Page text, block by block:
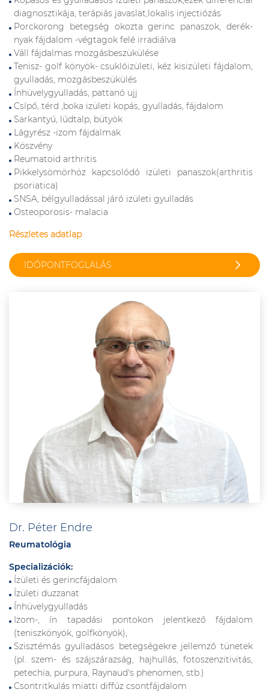
diagnosztikája, terápiás javaslat,lokalis injectiózás
Porckorong betegség okozta gerinc panaszok, derék-
nyak fájdalom -végtagok felé irradiálva
Váll fájdalmas mozgásbeszükülése
Tenisz- golf könyök- csuklóizületi, kéz kisizületi fájdalom,
gyulladás, mozgásbeszükülés
Ínhüvelygyulladás, pattanó ujj
Csípő, térd ,boka izületi kopás, gyulladás, fájdalom
Sarkantyú, lúdtalp, bütyök
Lágyrész -izom fájdalmak
Köszvény
Reumatoid arthritis
Pikkelysömörhöz kapcsolódó izületi panaszok(arthritis
psoriatica)
SNSA, bélgyulladással járó izületi gyulladás
Osteoporosis- malacia
Részletes adatlap
IDŐPONTFOGLALÁS
Dr. Péter Endre
Reumatológia
Specializációk:
Ízületi és gerincfájdalom
Ízületi duzzanat
Ínhüvelygyulladás
Izom-, ín tapadási pontokon jelentkező fájdalom
(teniszkönyök, golfkönyök),
Szisztémás gyulladásos betegségekre jellemző tünetek
(pl. szem- és szájszárazság, hajhullás, fotoszenzitivitás,
petechia, purpura, Raynaud's phenomen, stb.)
Csontritkulás miatti diffúz csontfájdalom